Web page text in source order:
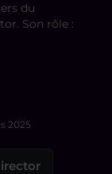
du
Son rôle :
2025